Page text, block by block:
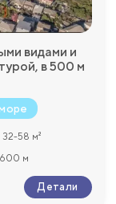
видами и
в 500 м
32-58 м²
600 м
Детали